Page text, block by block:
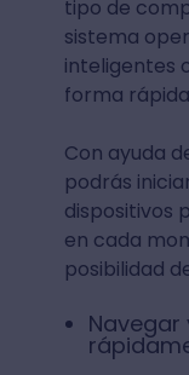
tipo de
sistema
inteligentes
forma
Con ayuda
podrás
dispositivos
en cada
posibilidad
Navegar